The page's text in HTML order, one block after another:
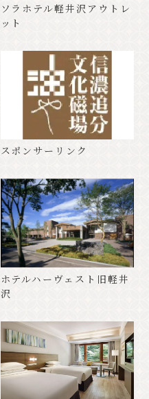
ソラホテル軽井沢アウトレ
ット
スポンサーリンク
ホテルハーヴェスト旧軽井
沢